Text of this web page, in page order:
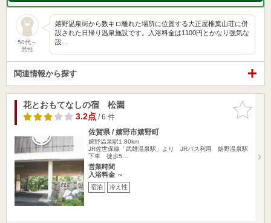
50代～
男性
嬉野温泉街から数キロ離れた場所に位置する大正屋椎葉山荘に併
設された日帰り温泉施設です。入浴料金は1100円とかなり強気な
設…
関連情報から探す
お気に入
りに追加
花とおもてなしの宿 松園
3.2点/ 6 件
佐賀県 / 嬉野市嬉野町
嬉野温泉駅1.80km
JR佐世保線「武雄温泉駅」より JRバス利用 嬉野温泉駅
下車 徒歩5…
営業時間
入浴料金 ～
宿泊 冷え性